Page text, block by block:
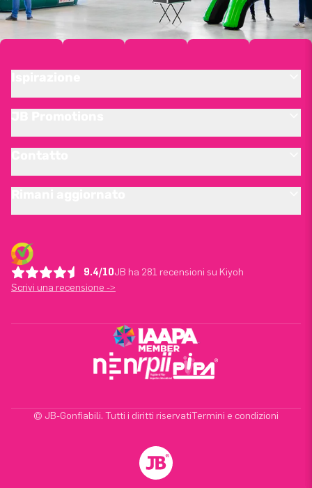
9.4/10JB ha 281 recensioni su Kiyoh
Scrivi una recensione ->
© JB-Gonfiabili. Tutti i diritti riservatiTermini e condizioni